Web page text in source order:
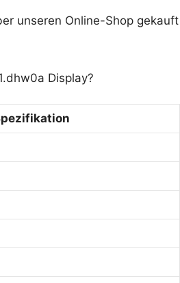
unseren Online-Shop gekauft
Display?